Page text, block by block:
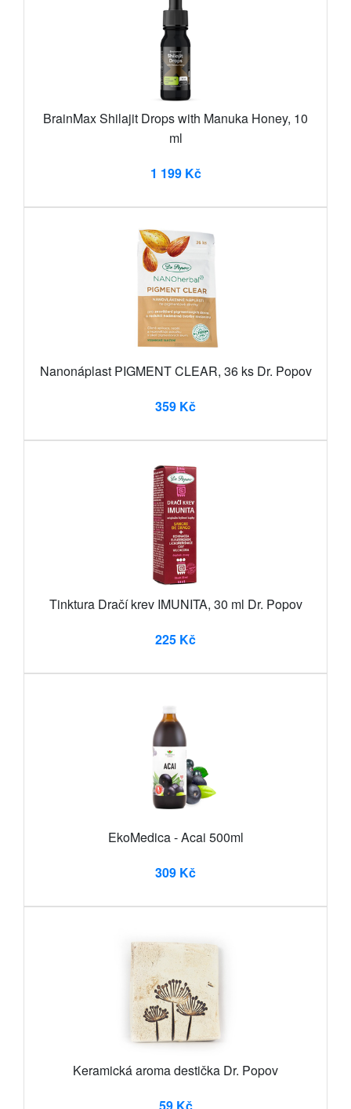
BrainMax Shilajit Drops with Manuka Honey, 10
ml
1 199 Kč
Nanonáplast PIGMENT CLEAR, 36 ks Dr. Popov
359 Kč
Tinktura Dračí krev IMUNITA, 30 ml Dr. Popov
225 Kč
EkoMedica - Acai 500ml
309 Kč
Keramická aroma destička Dr. Popov